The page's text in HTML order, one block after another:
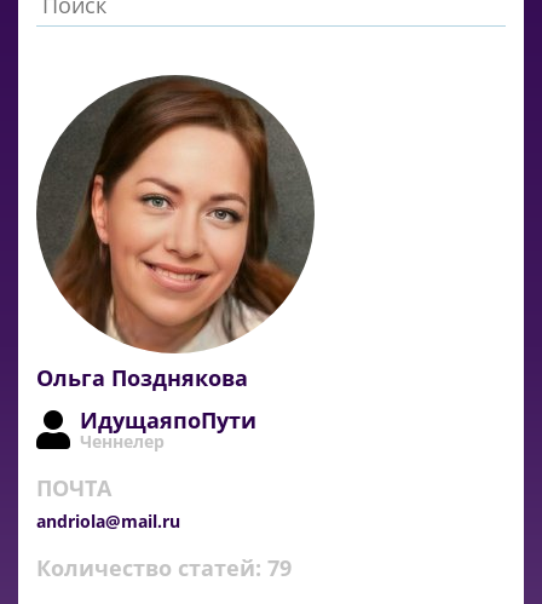
Ольга Позднякова
ИдущаяпоПути
Ченнелер
ПОЧТА
andriola@mail.ru
Количество статей: 79